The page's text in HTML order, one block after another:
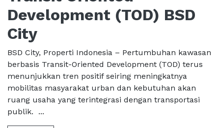
Development (TOD) BSD
City
BSD City, Properti Indonesia – Pertumbuhan kawasan
berbasis Transit-Oriented Development (TOD) terus
menunjukkan tren positif seiring meningkatnya
mobilitas masyarakat urban dan kebutuhan akan
ruang usaha yang terintegrasi dengan transportasi
publik. ...